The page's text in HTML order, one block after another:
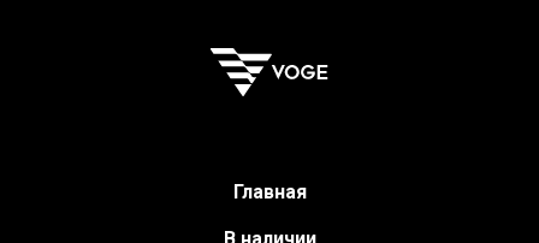
Главная